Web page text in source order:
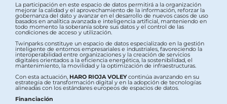
La participación en este espacio de datos permitirá a la organización
mejorar la calidad y el aprovechamiento de la información, reforzar la
gobernanza del dato y avanzar en el desarrollo de nuevos casos de uso
basados en analítica avanzada e inteligencia artificial, manteniendo en
todo momento la soberanía sobre sus datos y el control de las
condiciones de acceso y utilización.
Twinparks constituye un espacio de datos especializado en la gestión
inteligente de entornos empresariales e industriales, favoreciendo la
interoperabilidad entre organizaciones y la creación de servicios
digitales orientados a la eficiencia energética, la sostenibilidad, el
mantenimiento, la movilidad y la optimización de infraestructuras.
Con esta actuación, HARO RIOJA VOLEYcontinúa avanzando en su
estrategia de transformación digital y en la adopción de tecnologías
alineadas con los estándares europeos de espacios de datos.
Financiación